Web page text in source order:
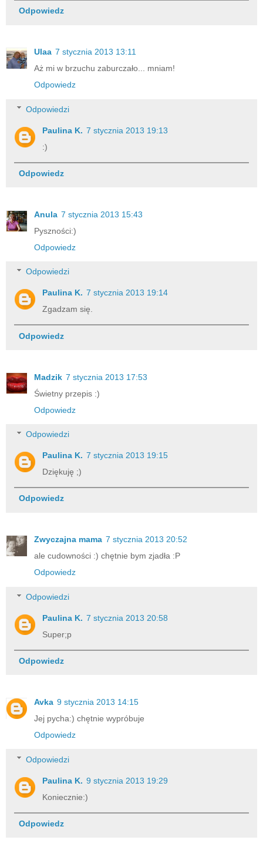
Odpowiedz
Ulaa 7 stycznia 2013 13:11
Aż mi w brzuchu zaburczało... mniam!
Odpowiedz
Odpowiedzi
Paulina K. 7 stycznia 2013 19:13
:)
Odpowiedz
Anula 7 stycznia 2013 15:43
Pyszności:)
Odpowiedz
Odpowiedzi
Paulina K. 7 stycznia 2013 19:14
Zgadzam się.
Odpowiedz
Madzik 7 stycznia 2013 17:53
Świetny przepis :)
Odpowiedz
Odpowiedzi
Paulina K. 7 stycznia 2013 19:15
Dziękuję ;)
Odpowiedz
Zwyczajna mama 7 stycznia 2013 20:52
ale cudowności :) chętnie bym zjadła :P
Odpowiedz
Odpowiedzi
Paulina K. 7 stycznia 2013 20:58
Super;p
Odpowiedz
Avka 9 stycznia 2013 14:15
Jej pycha:) chętnie wypróbuje
Odpowiedz
Odpowiedzi
Paulina K. 9 stycznia 2013 19:29
Koniecznie:)
Odpowiedz